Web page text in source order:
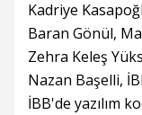
Kadriye
Baran Gönül,
Zehra Keleş
Nazan Başelli,
İBB'de yazılım